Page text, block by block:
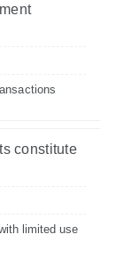
constitute
limited use